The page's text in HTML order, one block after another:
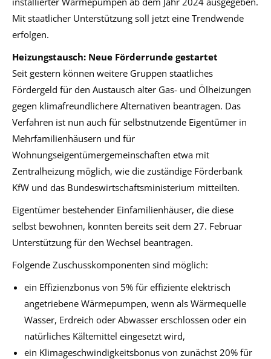
Mit staatlicher Unterstützung soll jetzt eine Trendwende
erfolgen.
Heizungstausch: Neue Förderrunde gestartet
Seit gestern können weitere Gruppen staatliches
Fördergeld für den Austausch alter Gas- und Ölheizungen
gegen klimafreundlichere Alternativen beantragen. Das
Verfahren ist nun auch für selbstnutzende Eigentümer in
Mehrfamilienhäusern und für
Wohnungseigentümergemeinschaften etwa mit
Zentralheizung möglich, wie die zuständige Förderbank
KfW und das Bundeswirtschaftsministerium mitteilten.
Eigentümer bestehender Einfamilienhäuser, die diese
selbst bewohnen, konnten bereits seit dem 27. Februar
Unterstützung für den Wechsel beantragen.
Folgende Zuschusskomponenten sind möglich:
ein Effizienzbonus von 5% für effiziente elektrisch
angetriebene Wärmepumpen, wenn als Wärmequelle
Wasser, Erdreich oder Abwasser erschlossen oder ein
natürliches Kältemittel eingesetzt wird,
ein Klimageschwindigkeitsbonus von zunächst 20% für